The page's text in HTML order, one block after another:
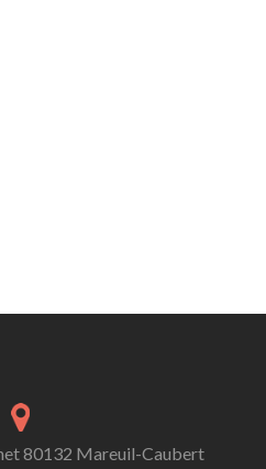
80132 Mareuil-Caubert